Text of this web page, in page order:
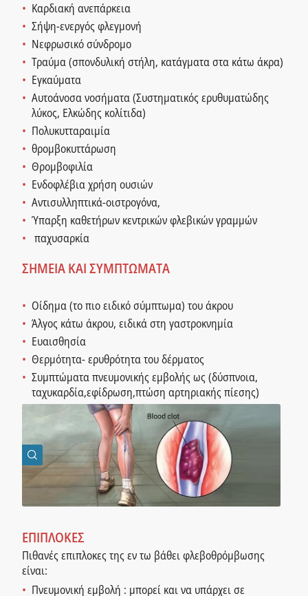
Καρδιακή ανεπάρκεια
Σήψη-ενεργός φλεγμονή
Νεφρωσικό σύνδρομο
Τραύμα (σπονδυλική στήλη, κατάγματα στα κάτω άκρα)
Εγκαύματα
Αυτοάνοσα νοσήματα (Συστηματικός ερυθυματώδης
λύκος, Ελκώδης κολίτιδα)
Πολυκυτταραιμία
θρομβοκυττάρωση
Θρομβοφιλία
Ενδοφλέβια χρήση ουσιών
Αντισυλληπτικά-οιστρογόνα,
Ύπαρξη καθετήρων κεντρικών φλεβικών γραμμών
παχυσαρκία
ΣΗΜΕΙΑ ΚΑΙ ΣΥΜΠΤΩΜΑΤΑ
Οίδημα (το πιο ειδικό σύμπτωμα) του άκρου
Άλγος κάτω άκρου, ειδικά στη γαστροκνημία
Ευαισθησία
Θερμότητα- ερυθρότητα του δέρματος
Συμπτώματα πνευμονικής εμβολής ως (δύσπνοια,
ταχυκαρδία,εφίδρωση,πτώση αρτηριακής πίεσης)
ΕΠΙΠΛΟΚΕΣ
Πιθανές επιπλοκες της εν τω βάθει φλεβοθρόμβωσης
είναι:
Πνευμονική εμβολή : μπορεί και να υπάρχει σε